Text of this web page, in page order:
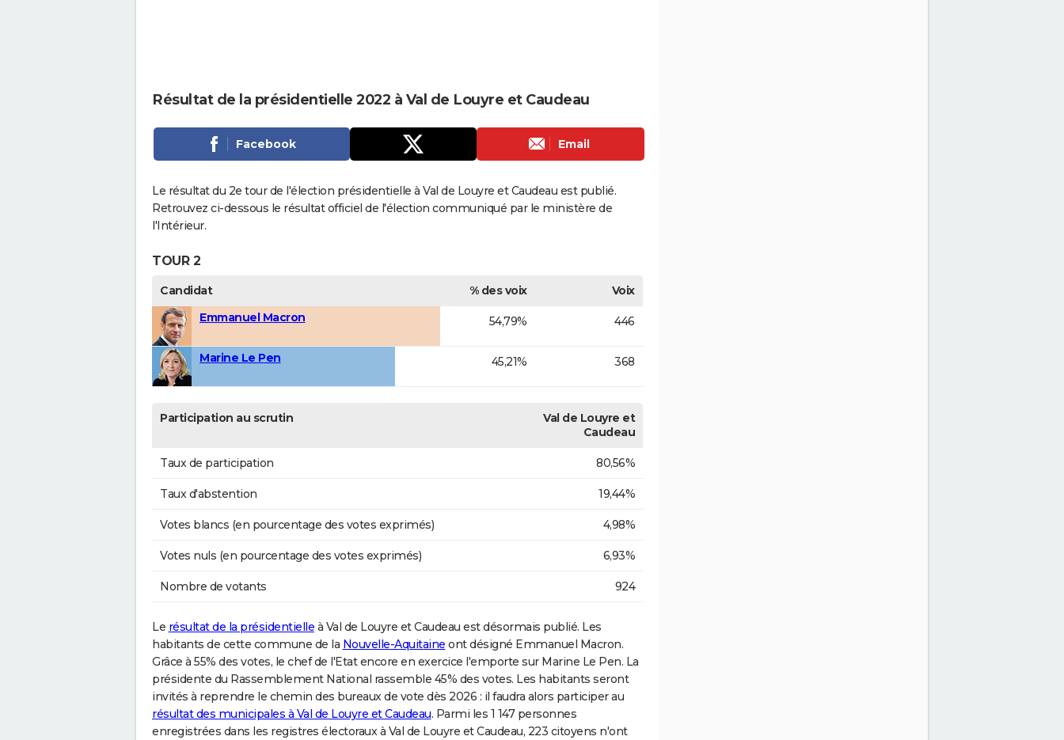
Résultat de la présidentielle 2022 à Val de Louyre et Caudeau
Facebook Email
Le résultat du 2e tour de l'élection présidentielle à Val de Louyre et Caudeau est publié.
Retrouvez ci-dessous le résultat officiel de l'élection communiqué par le ministère de
l'Intérieur.
TOUR 2
Candidat % des voix
Voix
Emmanuel Macron
54,79% 446
Marine Le Pen 45,21% 368
Participation au scrutin
Val de Louyre et
Caudeau
Taux de participation 80,56%
Taux d'abstention 19,44%
Votes blancs (en pourcentage des votes exprimés) 4,98%
Votes nuls (en pourcentage des votes exprimés) 6,93%
Nombre de votants 924
Le résultat de la présidentielle à Val de Louyre et Caudeau est désormais publié. Les
habitants de cette commune de la Nouvelle-Aquitaine ont désigné Emmanuel Macron.
Grâce à 55% des votes, le chef de l'Etat encore en exercice l'emporte sur Marine Le Pen. La
présidente du Rassemblement National rassemble 45% des votes. Les habitants seront
invités à reprendre le chemin des bureaux de vote dès 2026 : il faudra alors participer au
résultat des municipales à Val de Louyre et Caudeau. Parmi les 1 147 personnes
enregistrées dans les registres électoraux à Val de Louyre et Caudeau, 223 citoyens n'ont